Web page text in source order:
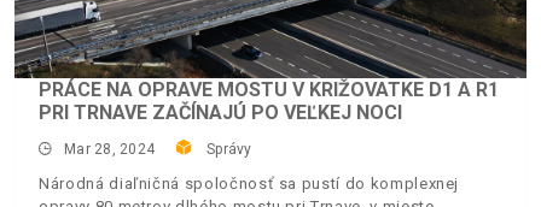
PRÁCE NA OPRAVE MOSTU V KRIŽOVATKE D1 A R1
PRI TRNAVE ZAČÍNAJÚ PO VEĽKEJ NOCI
Mar 28, 2024 Správy
Národná diaľničná spoločnosť sa pustí do komplexnej